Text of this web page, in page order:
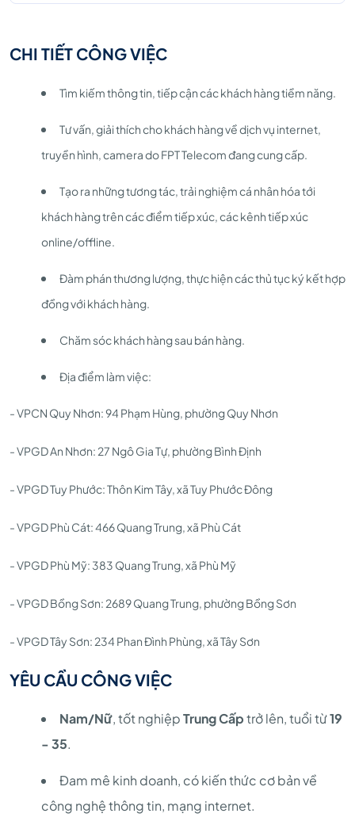
CHI TIẾT CÔNG VIỆC
Tìm kiếm thông tin, tiếp cận các khách hàng tiềm năng.
Tư vấn, giải thích cho khách hàng về dịch vụ internet,
truyền hình, camera do FPT Telecom đang cung cấp.
Tạo ra những tương tác, trải nghiệm cá nhân hóa tới
khách hàng trên các điểm tiếp xúc, các kênh tiếp xúc
online/offline.
Đàm phán thương lượng, thực hiện các thủ tục ký kết hợp
đồng với khách hàng.
Chăm sóc khách hàng sau bán hàng.
Địa điểm làm việc:
- VPCN Quy Nhơn: 94 Phạm Hùng, phường Quy Nhơn
- VPGD An Nhơn: 27 Ngô Gia Tự, phường Bình Định
- VPGD Tuy Phước: Thôn Kim Tây, xã Tuy Phước Đông
- VPGD Phù Cát: 466 Quang Trung, xã Phù Cát
- VPGD Phù Mỹ: 383 Quang Trung, xã Phù Mỹ
- VPGD Bồng Sơn: 2689 Quang Trung, phường Bồng Sơn
- VPGD Tây Sơn: 234 Phan Đình Phùng, xã Tây Sơn
YÊU CẦU CÔNG VIỆC
Nam/Nữ, tốt nghiệpTrung Cấptrở lên, tuổi từ19
- 35.
Đam mê kinh doanh, có kiến thức cơ bản về
công nghệ thông tin, mạng internet.